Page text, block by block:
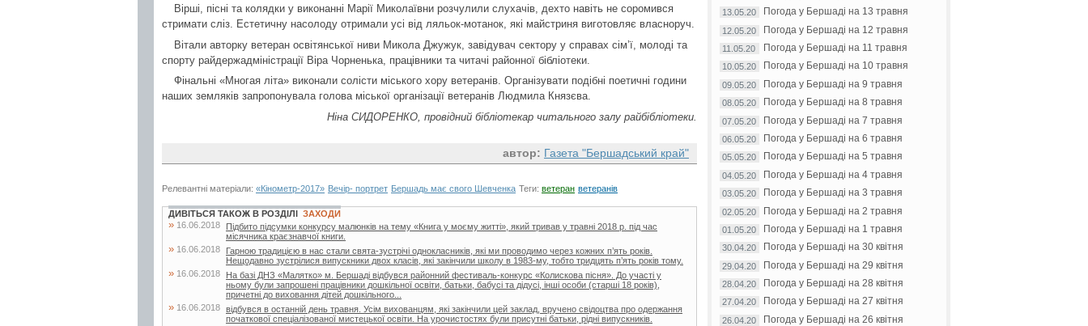
Вірші, пісні та колядки у виконанні Марії Миколаївни розчулили слухачів, дехто навіть не соромився
стримати сліз. Естетичну насолоду отримали усі від ляльок-мотанок, які майстриня виготовляє власноруч.
Вітали авторку ветеран освітянської ниви Микола Джужук, завідувач сектору у справах сім’ї, молоді та
спорту райдержадміністрації Віра Чорненька, працівники та читачі районної бібліотеки.
Фінальні «Многая літа» виконали солісти міського хору ветеранів. Організувати подібні поетичні години
наших земляків запропонувала голова міської організації ветеранів Людмила Князєва.
Ніна СИДОРЕНКО, провідний бібліотекар читального залу райбібліотеки.
автор: Газета "Бершадський край"
Релевантні матеріали: «Кінометр-2017» Вечір- портрет Бершадь має свого Шевченка Теги: ветеран ветеранів
ДИВІТЬСЯ ТАКОЖ В РОЗДІЛІ ЗАХОДИ
» 16.06.2018
Підбито підсумки конкурсу малюнків на тему «Книга у моєму житті», який тривав у травні 2018 р. під час
місячника краєзнавчої книги.
» 16.06.2018
Гарною традицією в нас стали свята-зустрічі однокласників, які ми проводимо через кожних п’ять років.
Нещодавно зустрілися випускники двох класів, які закінчили школу в 1983-му, тобто тридцять п’ять років тому.
» 16.06.2018
На базі ДНЗ «Малятко» м. Бершаді відбувся районний фестиваль-конкурс «Колискова пісня». До участі у
ньому були запрошені працівники дошкільної освіти, батьки, бабусі та дідусі, інші особи (старші 18 років),
причетні до виховання дітей дошкільного...
» 16.06.2018 відбувся в останній день травня. Усім вихованцям, які закінчили цей заклад, вручено свідоцтва про одержання
початкової спеціалізованої мистецької освіти. На урочистостях були присутні батьки, рідні випускників.
13.05.20 Погода у Бершаді на 13 травня
12.05.20 Погода у Бершаді на 12 травня
11.05.20 Погода у Бершаді на 11 травня
10.05.20 Погода у Бершаді на 10 травня
09.05.20 Погода у Бершаді на 9 травня
08.05.20 Погода у Бершаді на 8 травня
07.05.20 Погода у Бершаді на 7 травня
06.05.20 Погода у Бершаді на 6 травня
05.05.20 Погода у Бершаді на 5 травня
04.05.20 Погода у Бершаді на 4 травня
03.05.20 Погода у Бершаді на 3 травня
02.05.20 Погода у Бершаді на 2 травня
01.05.20 Погода у Бершаді на 1 травня
30.04.20 Погода у Бершаді на 30 квітня
29.04.20 Погода у Бершаді на 29 квітня
28.04.20 Погода у Бершаді на 28 квітня
27.04.20 Погода у Бершаді на 27 квітня
26.04.20 Погода у Бершаді на 26 квітня